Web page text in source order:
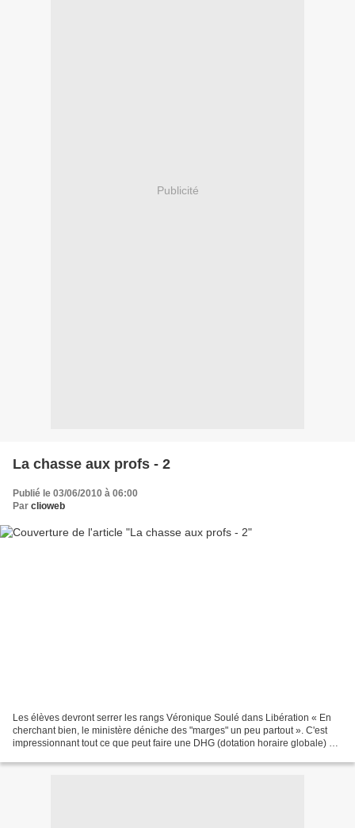
Publicité
La chasse aux profs - 2
Publié le 03/06/2010 à 06:00
Par clioweb
Les élèves devront serrer les rangs Véronique Soulé dans Libération « En
cherchant bien, le ministère déniche des "marges" un peu partout ». C'est
impressionnant tout ce que peut faire une DHG (dotation horaire globale) en